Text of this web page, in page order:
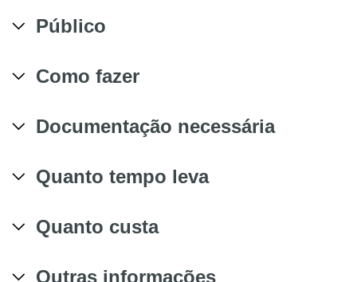
Público
Como fazer
Documentação necessária
Quanto tempo leva
Quanto custa
Outras informações